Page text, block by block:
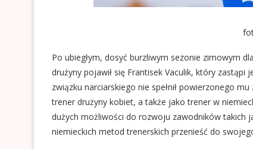
Po ubiegłym, dosyć burzliwym sezonie zimowym
drużyny pojawił się Frantisek Vaculik, który
związku narciarskiego nie spełnił powierzonego
trener drużyny kobiet, a także jako trener w
dużych możliwości do rozwoju zawodników takich
niemieckich metod trenerskich przenieść do